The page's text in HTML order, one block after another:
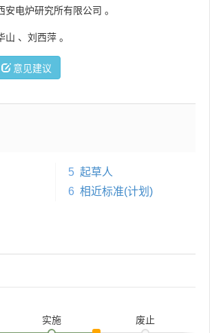
安电炉研究所有限公司 。
山 、 刘西萍 。
意见建议
5 起草人
6 相近标准(计划)
实施 废止